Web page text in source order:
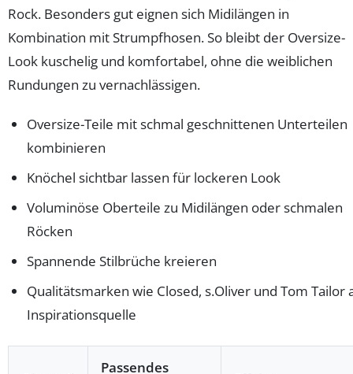
Rock. Besonders gut eignen sich Midilängen in
Kombination mit Strumpfhosen. So bleibt der Oversize-
Look kuschelig und komfortabel, ohne die weiblichen
Rundungen zu vernachlässigen.
Oversize-Teile mit schmal geschnittenen Unterteilen
kombinieren
Knöchel sichtbar lassen für lockeren Look
Voluminöse Oberteile zu Midilängen oder schmalen
Röcken
Spannende Stilbrüche kreieren
Qualitätsmarken wie Closed, s.Oliver und Tom Tailor
Inspirationsquelle
Passendes